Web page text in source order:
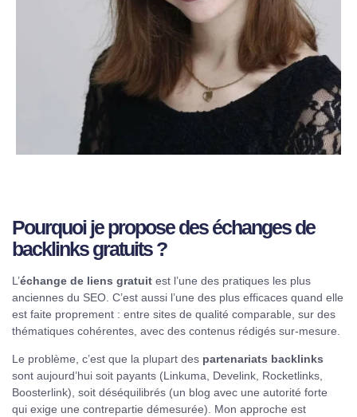
Pourquoi je propose des échanges de
backlinks gratuits ?
L’échange de liens gratuit est l’une des pratiques les plus
anciennes du SEO. C’est aussi l’une des plus efficaces quand elle
est faite proprement : entre sites de qualité comparable, sur des
thématiques cohérentes, avec des contenus rédigés sur-mesure.
Le problème, c’est que la plupart des partenariats backlinks
sont aujourd’hui soit payants (Linkuma, Develink, Rocketlinks,
Boosterlink), soit déséquilibrés (un blog avec une autorité forte
qui exige une contrepartie démesurée). Mon approche est